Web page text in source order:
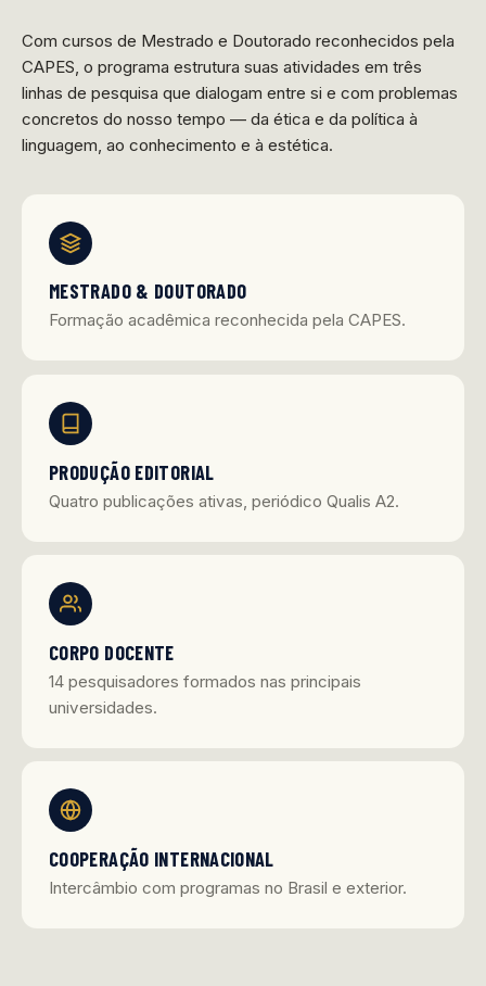
Com cursos de Mestrado e Doutorado reconhecidos pela
CAPES, o programa estrutura suas atividades em três
linhas de pesquisa que dialogam entre si e com problemas
concretos do nosso tempo — da ética e da política à
linguagem, ao conhecimento e à estética.
MESTRADO & DOUTORADO
Formação acadêmica reconhecida pela CAPES.
PRODUÇÃO EDITORIAL
Quatro publicações ativas, periódico Qualis A2.
CORPO DOCENTE
14 pesquisadores formados nas principais
universidades.
COOPERAÇÃO INTERNACIONAL
Intercâmbio com programas no Brasil e exterior.